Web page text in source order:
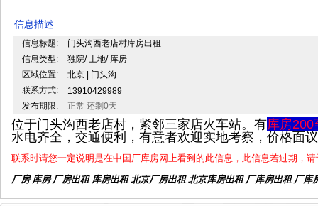
信息描述
信息标题:
门头沟西老店村库房出租
信息类型:
独院/ 土地/ 库房
区域位置:
北京 | 门头沟
联系方式:
13910429989
发布期限:
正常 还剩0天
位于门头沟西老店村，紧邻三家店火车站。有库房200
水电齐全，交通便利，有意者欢迎实地考察，价格面
联系时请您一定说明是在中国厂库房网上看到的此信息，此信息若过期，
厂房 库房 厂房出租 库房出租 北京厂房出租 北京库房出租 厂库房出租 厂库